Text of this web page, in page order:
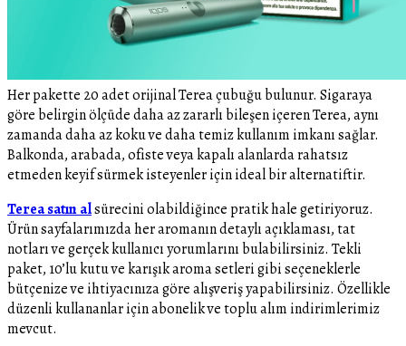
Her pakette 20 adet orijinal Terea çubuğu bulunur. Sigaraya
göre belirgin ölçüde daha az zararlı bileşen içeren Terea, aynı
zamanda daha az koku ve daha temiz kullanım imkanı sağlar.
Balkonda, arabada, ofiste veya kapalı alanlarda rahatsız
etmeden keyif sürmek isteyenler için ideal bir alternatiftir.
Terea satın alsürecini olabildiğince pratik hale getiriyoruz.
Ürün sayfalarımızda her aromanın detaylı açıklaması, tat
notları ve gerçek kullanıcı yorumlarını bulabilirsiniz. Tekli
paket, 10’lu kutu ve karışık aroma setleri gibi seçeneklerle
bütçenize ve ihtiyacınıza göre alışveriş yapabilirsiniz. Özellikle
düzenli kullananlar için abonelik ve toplu alım indirimlerimiz
mevcut.